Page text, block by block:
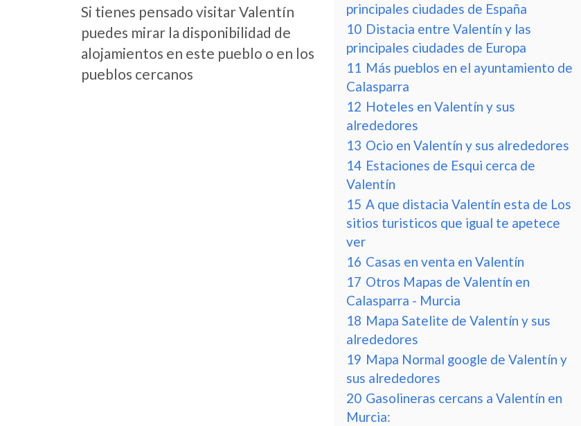
Si tienes pensado visitar Valentín
puedes mirar la disponibilidad de
alojamientos en este pueblo o en los
pueblos cercanos
principales ciudades de España
10 Distacia entre Valentín y las
principales ciudades de Europa
11 Más pueblos en el ayuntamiento de
Calasparra
12 Hoteles en Valentín y sus
alrededores
13 Ocio en Valentín y sus alrededores
14 Estaciones de Esqui cerca de
Valentín
15 A que distacia Valentín esta de Los
sitios turisticos que igual te apetece
ver
16 Casas en venta en Valentín
17 Otros Mapas de Valentín en
Calasparra - Murcia
18 Mapa Satelite de Valentín y sus
alrededores
19 Mapa Normal google de Valentín y
sus alrededores
20 Gasolineras cercans a Valentín en
Murcia: